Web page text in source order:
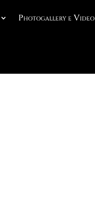
Photogallery e Video